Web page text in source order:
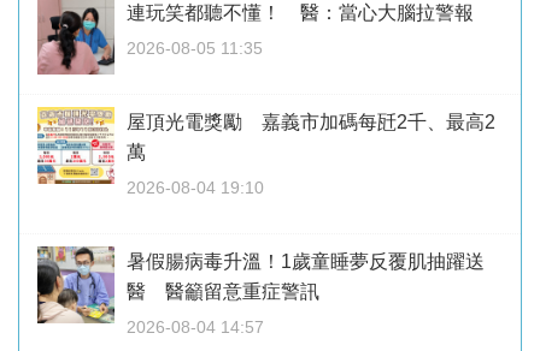
連玩笑都聽不懂！ 醫：當心大腦拉警報
2026-08-05 11:35
屋頂光電獎勵 嘉義市加碼每瓩2千、最高2
萬
2026-08-04 19:10
暑假腸病毒升溫！1歲童睡夢反覆肌抽躍送
醫 醫籲留意重症警訊
2026-08-04 14:57